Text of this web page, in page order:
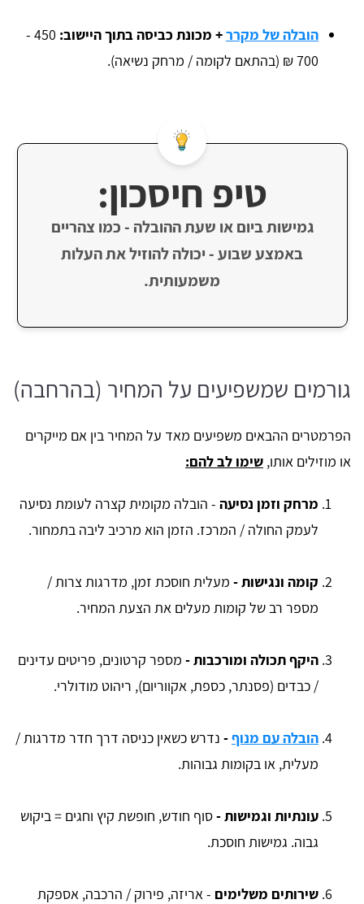
הובלה של מקרר+ מכונת כביסה בתוך היישוב:
450 -
700 ₪ (בהתאם לקומה / מרחק נשיאה).
טיפ חיסכון:
גמישות ביום או שעת ההובלה - כמו צהריים
באמצע שבוע - יכולה להוזיל את העלות
משמעותית.
גורמים שמשפיעים על המחיר (בהרחבה)
הפרמטרים ההבאים משפיעים מאד על המחיר בין אם מייקרים
או מוזילים אותו, שימו לב להם:
מרחק וזמן נסיעה - הובלה מקומית קצרה לעומת נסיעה
לעמק החולה / המרכז. הזמן הוא מרכיב ליבה בתמחור.
קומה ונגישות - מעלית חוסכת זמן, מדרגות צרות /
מספר רב של קומות מעלים את הצעת המחיר.
היקף תכולה ומורכבות - מספר קרטונים, פריטים עדינים
/ כבדים (פסנתר, כספת, אקווריום), ריהוט מודולרי.
הובלה עם מנוף- נדרש כשאין כניסה דרך חדר מדרגות /
מעלית, או בקומות גבוהות.
עונתיות וגמישות -סוף חודש, חופשת קיץ וחגים = ביקוש
גבוה. גמישות חוסכת.
שירותים משלימים - אריזה, פירוק / הרכבה, אספקת